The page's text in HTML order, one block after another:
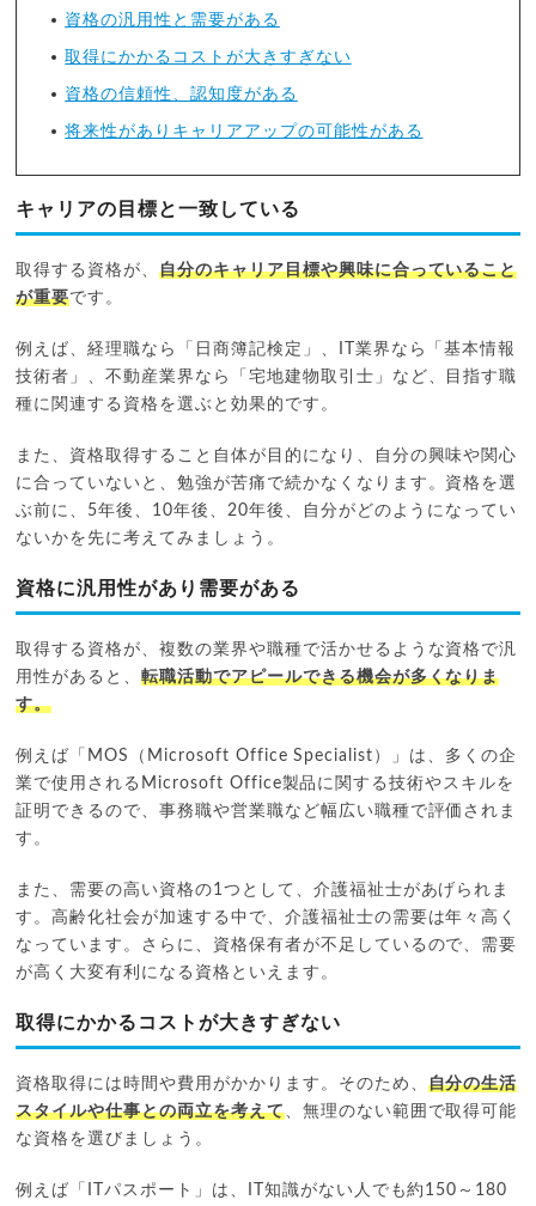
資格の汎用性と需要がある
取得にかかるコストが大きすぎない
資格の信頼性、認知度がある
将来性がありキャリアアップの可能性がある
キャリアの目標と一致している
取得する資格が、自分のキャリア目標や興味に合っていること
が重要です。
例えば、経理職なら「日商簿記検定」、IT業界なら「基本情報
技術者」、不動産業界なら「宅地建物取引士」など、目指す職
種に関連する資格を選ぶと効果的です。
また、資格取得すること自体が目的になり、自分の興味や関心
に合っていないと、勉強が苦痛で続かなくなります。資格を選
ぶ前に、5年後、10年後、20年後、自分がどのようになってい
ないかを先に考えてみましょう。
資格に汎用性があり需要がある
取得する資格が、複数の業界や職種で活かせるような資格で汎
用性があると、転職活動でアピールできる機会が多くなりま
す。
例えば「MOS（Microsoft Office Specialist）」は、多くの企
業で使用されるMicrosoft Office製品に関する技術やスキルを
証明できるので、事務職や営業職など幅広い職種で評価されま
す。
また、需要の高い資格の1つとして、介護福祉士があげられま
す。高齢化社会が加速する中で、介護福祉士の需要は年々高く
なっています。さらに、資格保有者が不足しているので、需要
が高く大変有利になる資格といえます。
取得にかかるコストが大きすぎない
資格取得には時間や費用がかかります。そのため、 自分の生活
スタイルや仕事との両立を考えて、無理のない範囲で取得可能
な資格を選びましょう。
例えば「ITパスポート」は、IT知識がない人でも約150～180